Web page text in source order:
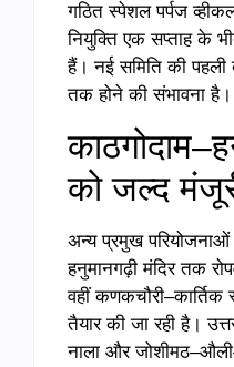
गठित स्पेशल पर्पज
नियुक्ति एक सप्ताह के
हैं। नई समिति की
तक होने की संभावना है।
को जल्द
अन्य प्रमुख
हनुमानगढ़ी मंदिर तक
वहीं कणकचौरी–कार्तिक
तैयार की जा रही है।
नाला और